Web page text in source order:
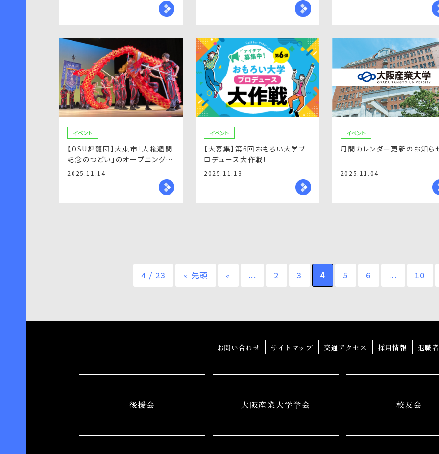
イベント
【OSU舞龍団】大東市「人権週間
記念のつどい」のオープニングア
クトに出演！
2025.11.14
イベント
【大募集】第6回おもろい大学プ
ロデュース大作戦！
2025.11.13
イベント
月間カレンダー更新のお知ら
2025.11.04
4 / 23 « 先頭 « ... 2 3 4 5 6 ... 10
お問い合わせ サイトマップ 交通アクセス 採用情報 退職
後援会 大阪産業大学学会 校友会